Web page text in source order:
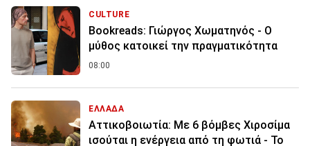
CULTURE
Bookreads: Γιώργος Χωματηνός - Ο
μύθος κατοικεί την πραγματικότητα
08:00
ΕΛΛΑΔΑ
Αττικοβοιωτία: Με 6 βόμβες Χιροσίμα
ισούται η ενέργεια από τη φωτιά - Το